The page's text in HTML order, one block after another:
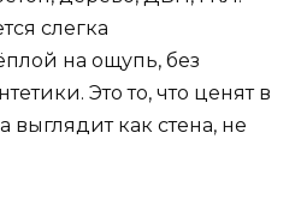
слегка
на ощупь, без
Это то, что ценят в
выглядит как стена, не